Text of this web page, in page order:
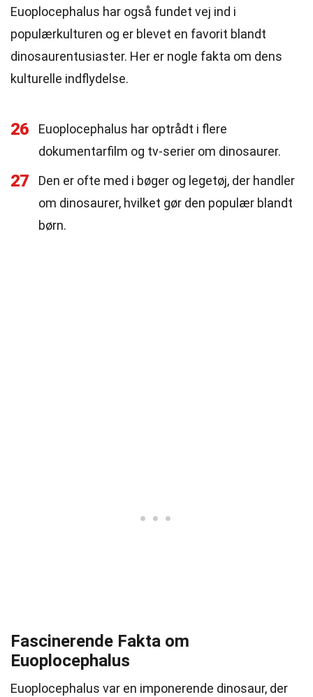
Euoplocephalus har også fundet vej ind i
populærkulturen og er blevet en favorit blandt
dinosaurentusiaster. Her er nogle fakta om dens
kulturelle indflydelse.
26
Euoplocephalus har optrådt i flere
dokumentarfilm og tv-serier om dinosaurer.
27
Den er ofte med i bøger og legetøj, der handler
om dinosaurer, hvilket gør den populær blandt
børn.
Fascinerende Fakta om
Euoplocephalus
Euoplocephalus var en imponerende dinosaur, der